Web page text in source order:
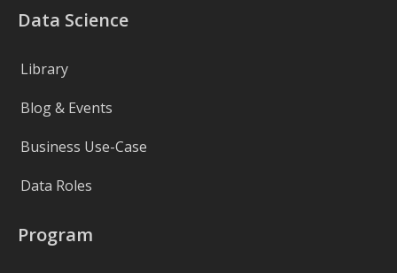
Data Science
Library
Blog & Events
Business Use-Case
Data Roles
Program